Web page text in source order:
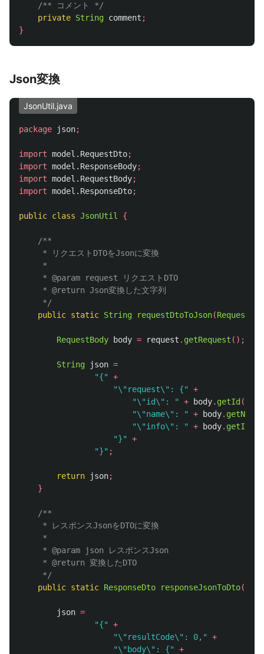
/** コメント */
private String comment ;
}
Json変換
JsonUtil.java
package json;
import model.RequestDto;
import model.ResponseBody;
import model.RequestBody;
import model.ResponseDto;
public class JsonUtil {
/**
	 */
public static String requestDtoToJson(RequestDto
RequestBody body = request . getRequest ();
String json =
"{"
+
"\"request\": {"
+
"\"id\": "
+ body. getId ()
"\"name\": "
+ body. getName
"\"info\": "
+ body. getInfo
"}"
+
"}" ;
return json;
}
/**
	 */
public static ResponseDto responseJsonToDto(
json =
"{"
+
"\"resultCode\": 0,"
+
"\"body\": {"
+